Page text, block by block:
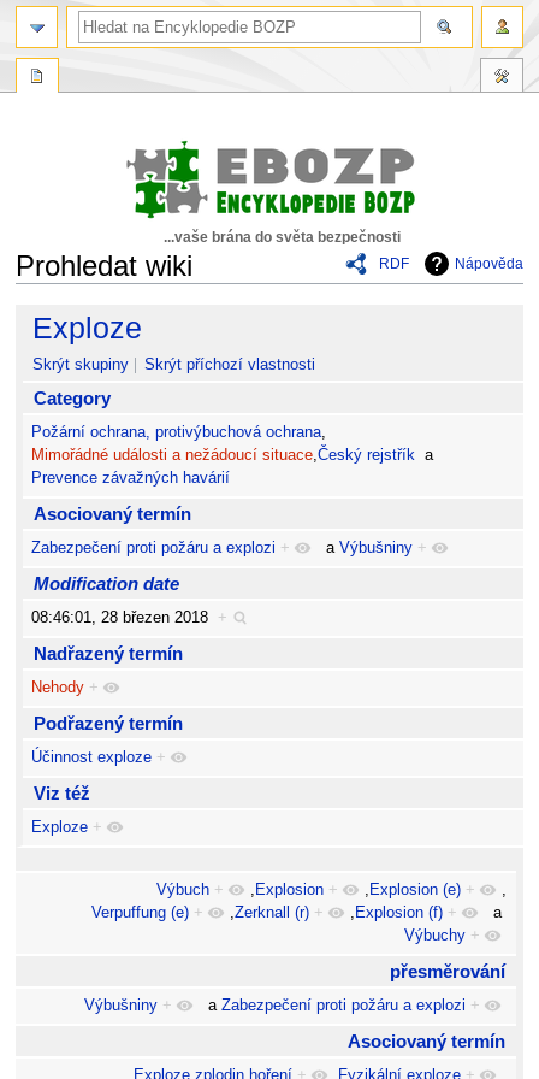
...vaše brána do světa bezpečnosti
RDF
Nápověda
Prohledat wiki
Skočit
navigaci
Skočit
vyhledávání
Exploze
Skrýt skupiny Skrýt příchozí vlastnosti
Category
Požární ochrana, protivýbuchová ochrana,
Mimořádné události a nežádoucí situace,Český rejstřík a
Prevence závažných havárií
Asociovaný termín
Zabezpečení proti požáru a explozi + aVýbušniny +
Modification date
08:46:01, 28 březen 2018 +
Nadřazený termín
Nehody +
Podřazený termín
Účinnost exploze +
Viz též
Exploze +
Výbuch + , Explosion + , Explosion (e) +
,
Verpuffung (e) + ,Zerknall (r) + , Explosion (f) +
a
Výbuchy +
přesměrování
Výbušniny + aZabezpečení proti požáru a explozi +
Asociovaný termín